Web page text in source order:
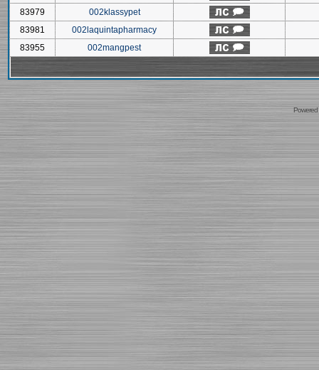
83979
002klassypet
83981
002laquintapharmacy
83955
002mangpest